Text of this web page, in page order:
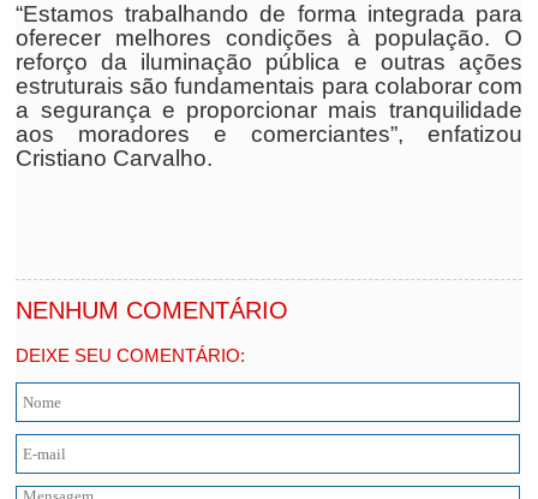
“Estamos trabalhando de forma integrada para
oferecer melhores condições à população. O
reforço da iluminação pública e outras ações
estruturais são fundamentais para colaborar com
a segurança e proporcionar mais tranquilidade
aos moradores e comerciantes”, enfatizou
Cristiano Carvalho.
NENHUM COMENTÁRIO
DEIXE SEU COMENTÁRIO: